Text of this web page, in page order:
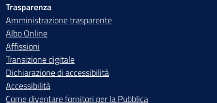
Trasparenza
Amministrazione trasparente
Albo Online
Affissioni
Transizione digitale
Dichiarazione di accessibilità
Accessibilità
Come diventare fornitori per la Pubblica